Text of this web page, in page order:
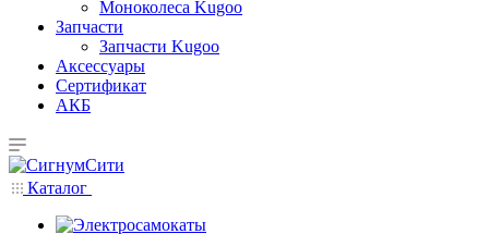
Моноколеса Kugoo
Запчасти
Запчасти Kugoo
Аксессуары
Сертификат
АКБ
Каталог